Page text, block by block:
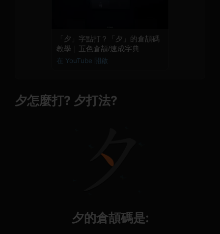
「夕」字點打？「夕」的倉頡碼
教學｜五色倉頡/速成字典
在 YouTube 開啟
夕怎麼打? 夕打法?
夕的倉頡碼是: